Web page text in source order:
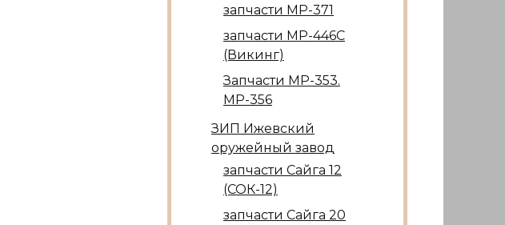
запчасти МР-371
запчасти МР-446С
(Викинг)
Запчасти МР-353.
МР-356
ЗИП Ижевский
оружейный завод
запчасти Сайга 12
(СОК-12)
запчасти Сайга 20